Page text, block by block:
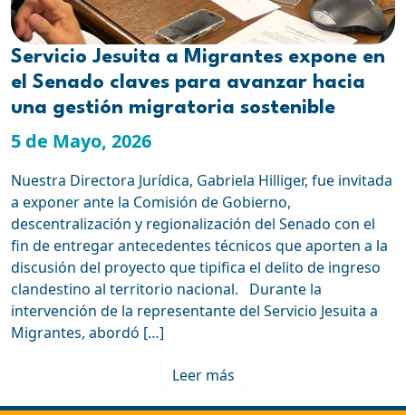
Servicio Jesuita a Migrantes expone en
el Senado claves para avanzar hacia
una gestión migratoria sostenible
5 de Mayo, 2026
Nuestra Directora Jurídica, Gabriela Hilliger, fue invitada
a exponer ante la Comisión de Gobierno,
descentralización y regionalización del Senado con el
fin de entregar antecedentes técnicos que aporten a la
discusión del proyecto que tipifica el delito de ingreso
clandestino al territorio nacional. Durante la
intervención de la representante del Servicio Jesuita a
Migrantes, abordó […]
Leer más